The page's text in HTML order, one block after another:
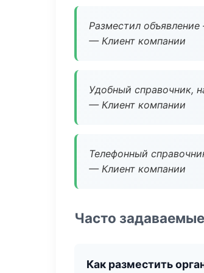
Разместил
— Клиент компании
Удобный справочник,
— Клиент компании
Телефонный
— Клиент компании
Часто
Как разместить